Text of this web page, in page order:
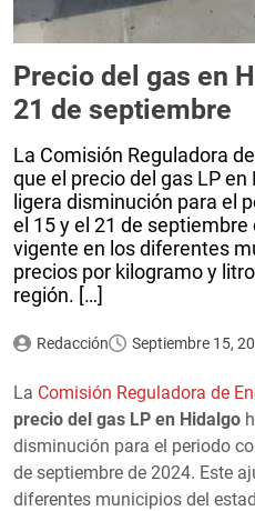
Precio del gas en
21 de septiembre
La Comisión Reguladora
que el precio del gas LP
ligera disminución para el
el 15 y el 21 de
vigente en los diferentes
precios por kilogramo y
región. […]
Redacción Septiembre 15,
La Comisión Reguladora de
precio del gas LP en Hidalgo
disminución para el periodo
de septiembre de 2024. Este
diferentes municipios del